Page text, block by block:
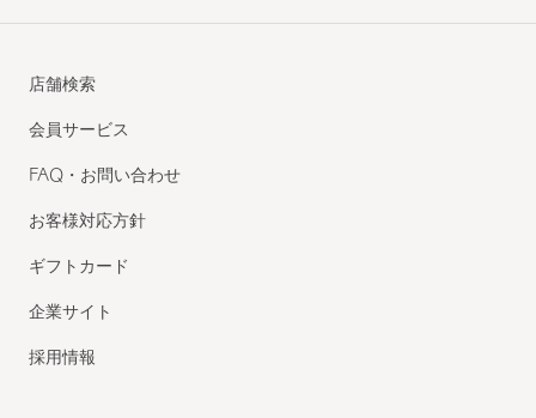
店舗検索
会員サービス
FAQ・お問い合わせ
お客様対応方針
ギフトカード
企業サイト
採用情報